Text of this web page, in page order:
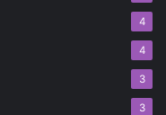
4
4
3
3